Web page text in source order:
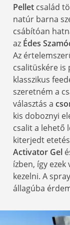
Pellet család
natúr barna
csábítóan
az Édes
Az
csalitüskére is
klasszikus
szeretném a
választás a
kis doboznyi
csalit a lehető
kiterjedt
Activator Gel
ízben, így
kezelni. A
állagúba